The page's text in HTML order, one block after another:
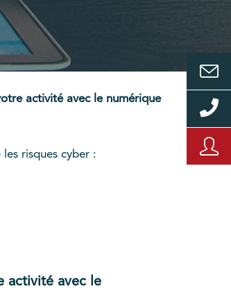
activité avec le numérique
risques cyber :
activité avec le